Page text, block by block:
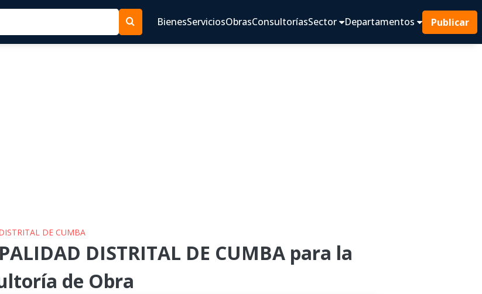
BienesServiciosObrasConsultoríasSector Departamentos Publicar
DE CUMBA
DISTRITAL DE CUMBA para la
de Obra